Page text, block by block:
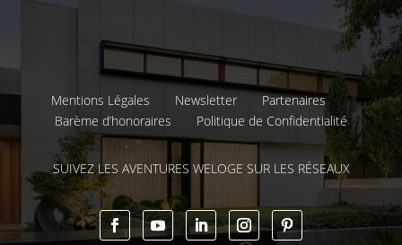
Mentions Légales Newsletter
Partenaires
Barème d’honoraires
Politique de Confidentialité
SUIVEZ LES AVENTURES WELOGE SUR LES RÉSEAUX